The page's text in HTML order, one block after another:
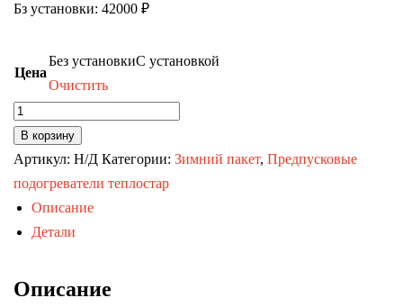
Бз установки: 42000 ₽
Цена
Без установкиС установкой
Очистить
Количество
товара
ТЕПЛОСТАР
14ТС-
Mini-
12
комплекте
В корзину
Артикул: Н/Д Категории: Зимний пакет, Предпусковые
подогреватели теплостар
Описание
Детали
Описание